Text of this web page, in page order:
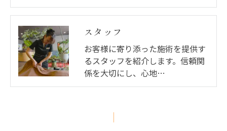
スタッフ
お客様に寄り添った施術を提供す
るスタッフを紹介します。信頼関
係を大切にし、心地…